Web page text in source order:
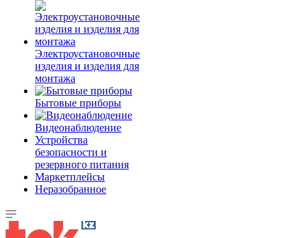
Электроустановочные
изделия и изделия для
монтажа
Бытовые приборы
Видеонаблюдение
Устройства
безопасности и
резервного питания
Маркетплейсы
Неразобранное